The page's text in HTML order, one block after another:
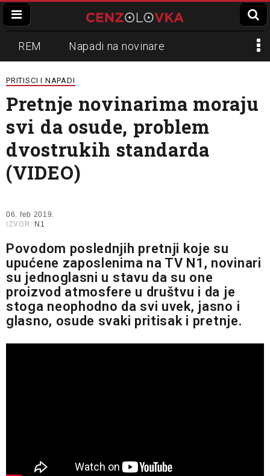
REM Napadi na novinare
Zvučni top
Propaganda Lokalni mediji
Informer Slavko Ćuruvija
PRITISCI I NAPADI
Pretnje novinarima moraju
svi da osude, problem
dvostrukih standarda
(VIDEO)
06. feb 2019.
IZVOR: N1
Povodom poslednjih pretnji koje su
upućene zaposlenima na TV N1, novinari
su jednoglasni u stavu da su one
proizvod atmosfere u društvu i da je
stoga neophodno da svi uvek, jasno i
glasno, osude svaki pritisak i pretnje.